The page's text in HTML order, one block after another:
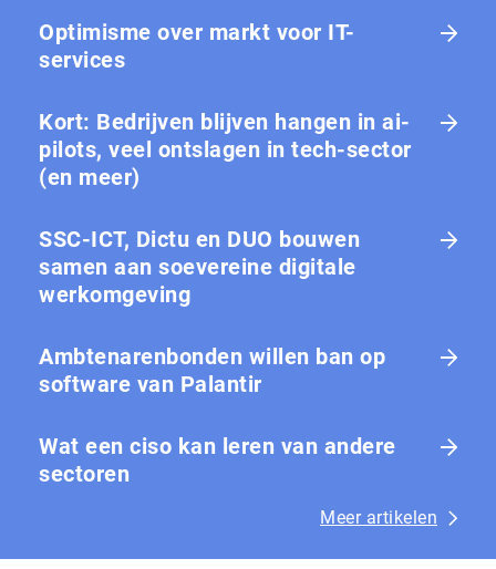
Optimisme over markt voor IT-
services
Kort: Bedrijven blijven hangen in ai-
pilots, veel ontslagen in tech-sector
(en meer)
SSC-ICT, Dictu en DUO bouwen
samen aan soevereine digitale
werkomgeving
Ambtenarenbonden willen ban op
software van Palantir
Wat een ciso kan leren van andere
sectoren
Meer artikelen